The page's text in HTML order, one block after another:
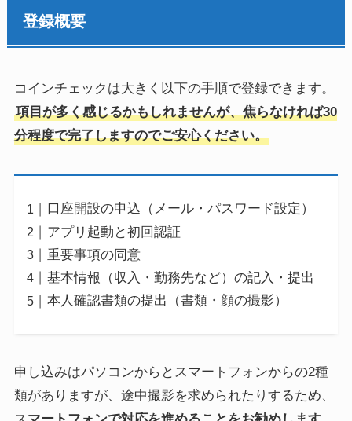
登録概要
コインチェックは大きく以下の手順で登録できます。
項目が多く感じるかもしれませんが、焦らなければ30
分程度で完了しますのでご安心ください。
口座開設の申込（メール・パスワード設定）
アプリ起動と初回認証
重要事項の同意
基本情報（収入・勤務先など）の記入・提出
本人確認書類の提出（書類・顔の撮影）
申し込みはパソコンからとスマートフォンからの2種
類がありますが、途中撮影を求められたりするため、